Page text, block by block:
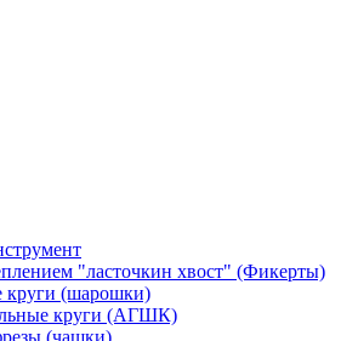
"ласточкин хвост" (Фикерты)
круги (шарошки)
круги (АГШК)
(чашки)